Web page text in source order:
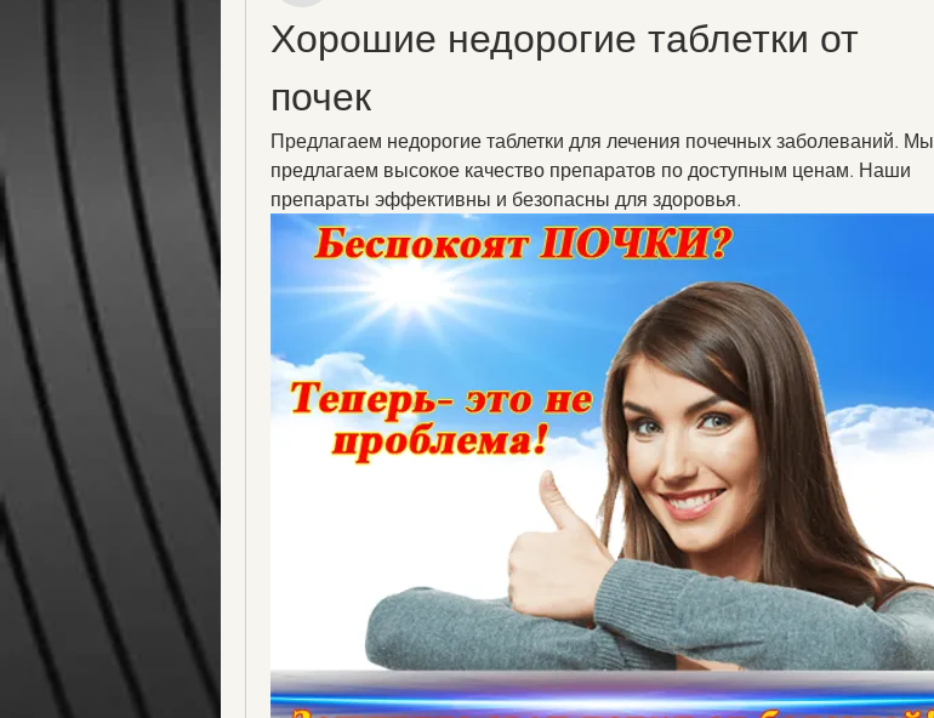
Хорошие недорогие таблетки от
почек
Предлагаем недорогие таблетки для лечения почечных заболеваний. Мы
предлагаем высокое качество препаратов по доступным ценам. Наши
препараты эффективны и безопасны для здоровья.